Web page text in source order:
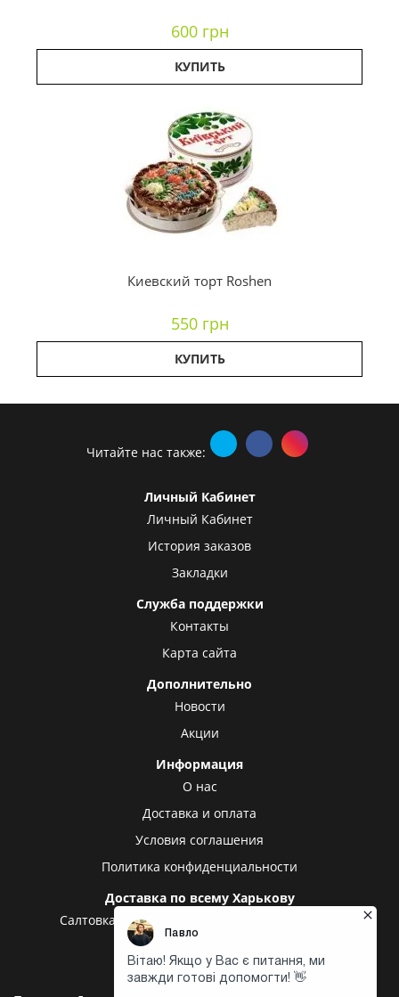
600 грн
КУПИТЬ
Киевский торт Roshen
550 грн
КУПИТЬ
Читайте нас также:
Личный Кабинет
Личный Кабинет
История заказов
Закладки
Служба поддержки
Контакты
Карта сайта
Дополнительно
Новости
Акции
Информация
О нас
Доставка и оплата
Условия соглашения
Политика конфиденциальности
Доставка по всему Харькову
Салтовка
Алексеевка
Центральный рынок
Доставка в другие города